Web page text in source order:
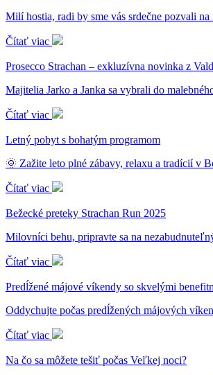
Milí hostia, radi by sme vás srdečne pozvali
Čítať viac
Prosecco Strachan – exkluzívna novinka z
Majitelia Jarko a Janka sa vybrali do
Čítať viac
Letný pobyt s bohatým programom
🌞 Zažite leto plné zábavy, relaxu a tradícií v
Čítať viac
Bežecké preteky Strachan Run 2025
Milovníci behu, pripravte sa na
Čítať viac
Predĺžené májové víkendy so skvelými
Oddychujte počas predĺžených májových
Čítať viac
Na čo sa môžete tešiť počas Veľkej noci?